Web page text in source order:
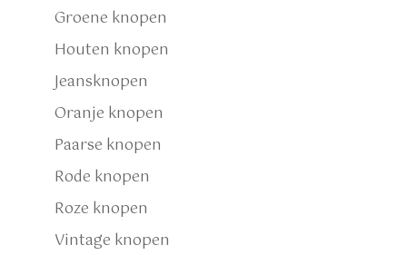
Groene knopen
Houten knopen
Jeansknopen
Oranje knopen
Paarse knopen
Rode knopen
Roze knopen
Vintage knopen